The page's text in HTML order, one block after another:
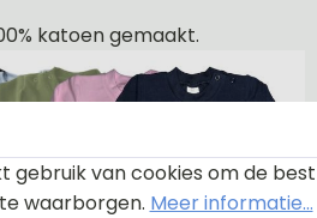
katoen gemaakt.
gebruik van cookies om de best
waarborgen. Meer informatie...